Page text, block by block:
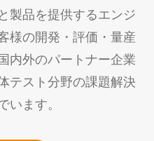
製品を提供するエンジ
様の開発・評価・量産
内外のパートナー企業
テスト分野の課題解決
います。